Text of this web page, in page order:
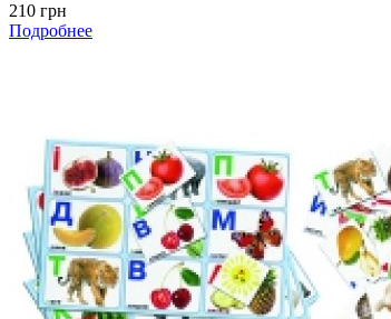
210 грн
Подробнее